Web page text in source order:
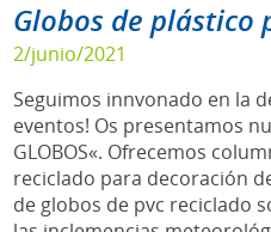
Globos de plástico
2/junio/2021
Seguimos innvonado en la
eventos! Os presentamos
GLOBOS«. Ofrecemos
reciclado para decoración
de globos de pvc reciclado